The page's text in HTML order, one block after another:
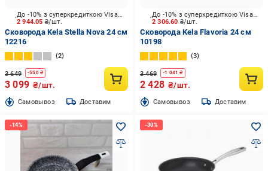
2 944.05 ₴/шт.
До -10% з суперкредиткою Visa Вигода
Сковорода Kela Stella Nova 24 см
12216
2
3 649 -550₴
3 099 ₴/шт.
Cамовывоз Доставим
2 306.60 ₴/шт.
До -10% з суперкредиткою Visa Вигода
Сковорода Kela Flavoria 24 см
10198
3
3 469 -1 041 ₴
2 428 ₴/шт.
Cамовывоз Доставим